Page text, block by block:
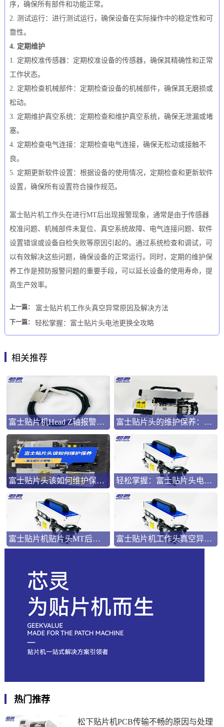
序，确保所有部件和功能正常。
2. 测试运行：进行测试运行，确保设备在实际操作中的稳定性和可
靠性。
4. 定期维护
1. 定期校准传感器：定期校准设备的传感器，确保其精确性和正常
工作状态。
2. 定期检查机械部件：定期检查设备的机械部件，确保其无磨损或
松动。
3. 定期维护真空系统：定期检查和维护真空系统，确保无泄漏或堵
塞。
4. 定期检查电气连接：定期检查电气连接，确保无松动或接触不
良。
5. 定期更新软件设置：根据设备的使用情况，定期检查和更新软件
设置，确保所有设置符合操作规范。
富士贴片机工作头在进行MT后出现报警现象，通常是由于传感器
校准问题、机械部件未复位、真空系统故障、电气连接问题、软件
设置错误或设备自检失败等原因引起的。通过系统检查和调试，可
以有效解决这些问题，确保设备的正常运行。同时，定期的维护保
养工作是预防报警问题的重要手段，可以延长设备的使用寿命，提
高生产效率。
上一篇： 富士贴片机工作头真空异常原因及解决方法
下一篇： 轻松掌握：富士贴片头电池更换全攻略
相关推荐
富士贴片机Head Z轴报警怎么处理 富士贴片头的维护保养：保障高效生产的关键
富士贴片头该如何维护保养？ 轻松掌握：富士贴片头电池更换全攻略
富士贴片机贴片头MT后报警原因及解决方法 富士贴片机工作头真空异常原因及解决方法
热门推荐
松下贴片机PCB传输不畅的原因与处理